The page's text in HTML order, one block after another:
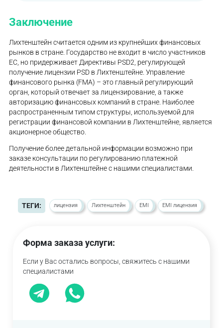
Заключение
Лихтенштейн считается одним из крупнейших финансовых
рынков в стране. Государство не входит в число участников
ЕС, но придерживает Директивы PSD2, регулирующей
получение лицензии PSD в Лихтенштейне. Управление
финансового рынка (FMA) – это главный регулирующий
орган, который отвечает за лицензирование, а также
авторизацию финансовых компаний в стране. Наиболее
распространенным типом структуры, используемой для
регистрации финансовой компании в Лихтенштейне, является
акционерное общество.
Получение более детальной информации возможно при
заказе консультации по регулированию платежной
деятельности в Лихтенштейне с нашими специалистами.
ТЕГИ: лицензия Лихтенштейн EMI EMI лицензия
Форма заказа услуги:
Если у Вас остались вопросы, свяжитесь с нашими
специалистами